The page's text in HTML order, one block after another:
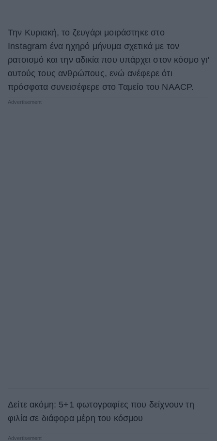
Την Κυριακή, το ζευγάρι μοιράστηκε στο
Instagram ένα ηχηρό μήνυμα σχετικά με τον
ρατσισμό και την αδικία που υπάρχει στον κόσμο γι'
αυτούς τους ανθρώπους, ενώ ανέφερε ότι
πρόσφατα συνεισέφερε στο Ταμείο του NAACP.
Δείτε ακόμη: 5+1 φωτογραφίες που δείχνουν τη
φιλία σε διάφορα μέρη του κόσμου